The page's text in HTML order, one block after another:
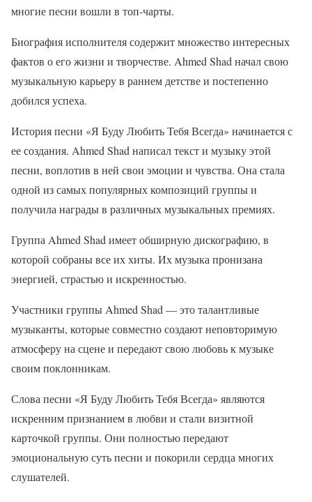
многие песни вошли в топ-чарты.
Биография исполнителя содержит множество интересных
фактов о его жизни и творчестве. Ahmed Shad начал свою
музыкальную карьеру в раннем детстве и постепенно
добился успеха.
История песни «Я Буду Любить Тебя Всегда» начинается с
ее создания. Ahmed Shad написал текст и музыку этой
песни, воплотив в ней свои эмоции и чувства. Она стала
одной из самых популярных композиций группы и
получила награды в различных музыкальных премиях.
Группа Ahmed Shad имеет обширную дискографию, в
которой собраны все их хиты. Их музыка пронизана
энергией, страстью и искренностью.
Участники группы Ahmed Shad — это талантливые
музыканты, которые совместно создают неповторимую
атмосферу на сцене и передают свою любовь к музыке
своим поклонникам.
Слова песни «Я Буду Любить Тебя Всегда» являются
искренним признанием в любви и стали визитной
карточкой группы. Они полностью передают
эмоциональную суть песни и покорили сердца многих
слушателей.